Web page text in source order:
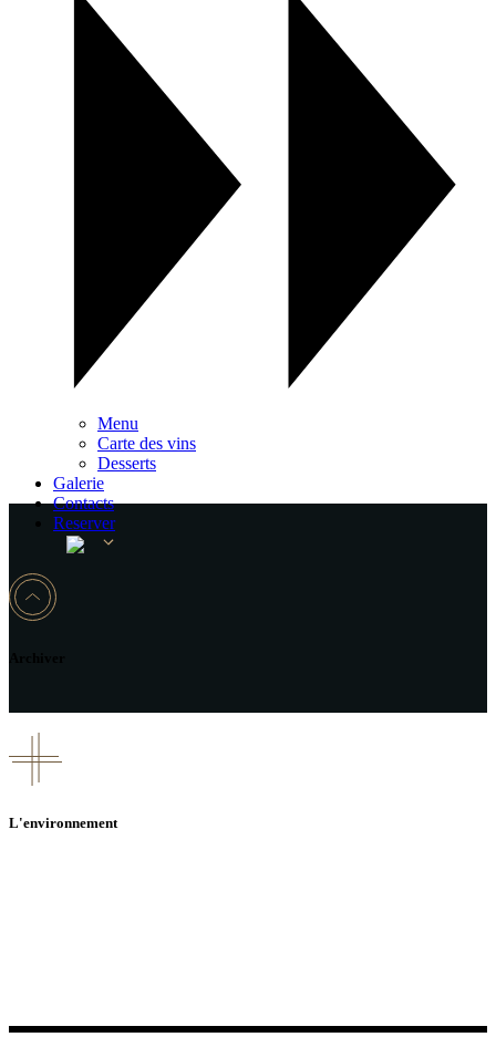
Menu
Carte des vins
Desserts
Galerie
Contacts
Reserver
L'environnement